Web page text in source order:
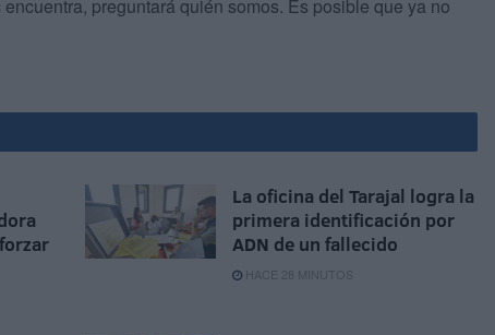
preguntará quién somos. Es posible que ya no
La oficina del Tarajal logra la
primera identificación por
ADN de un fallecido
HACE 28 MINUTOS